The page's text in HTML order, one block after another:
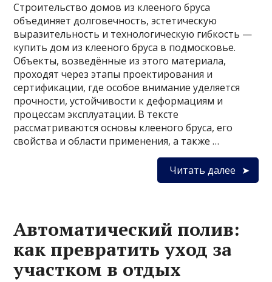
Строительство домов из клееного бруса
объединяет долговечность, эстетическую
выразительность и технологическую гибкость —
купить дом из клееного бруса в подмосковье.
Объекты, возведённые из этого материала,
проходят через этапы проектирования и
сертификации, где особое внимание уделяется
прочности, устойчивости к деформациям и
процессам эксплуатации. В тексте
рассматриваются основы клееного бруса, его
свойства и области применения, а также …
Читать далее
Автоматический полив:
как превратить уход за
участком в отдых